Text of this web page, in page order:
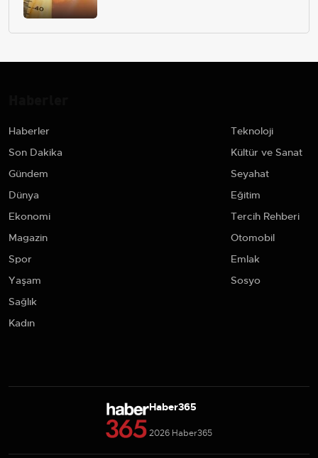
Haberler
Son Dakika
Gündem
Dünya
Ekonomi
Magazin
Spor
Yaşam
Sağlık
Kadın
Teknoloji
Kültür ve Sanat
Seyahat
Eğitim
Tercih Rehberi
Otomobil
Emlak
Sosyo
Haber365
2026 Haber365